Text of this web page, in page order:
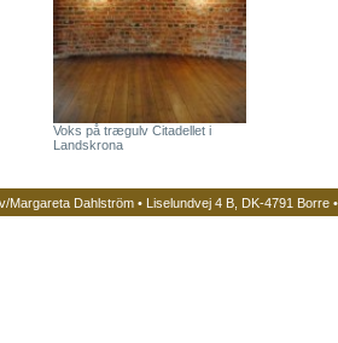
Voks på trægulv Citadellet i
Landskrona
Margareta Dahlström • Liselundvej 4 B, DK-4791 Borre